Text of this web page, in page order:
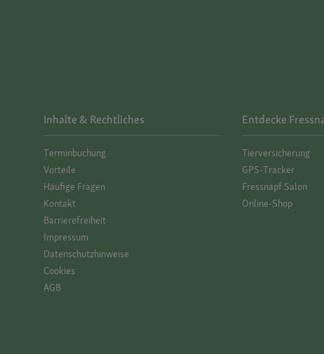
Inhalte & Rechtliches
Termin­buchung
Vorteile
Häufige Fragen
Kontakt
Barrierefreiheit
Impressum
Datenschutz­hinweise
Cookies
AGB
Entdecke
Tierversicherung
GPS-Tracker
Fressnapf Salon
Online-Shop